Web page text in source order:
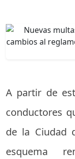
A partir de
conductores
de la Ciudad
esquema